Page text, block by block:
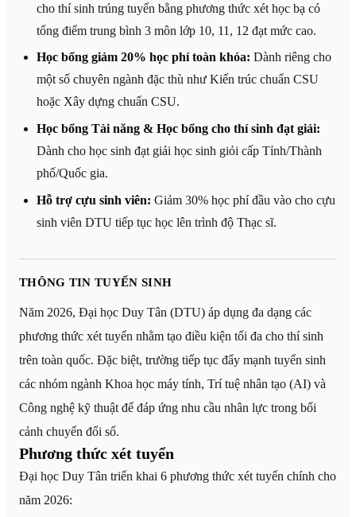
cho thí sinh trúng tuyển bằng phương thức xét học bạ có
tổng điểm trung bình 3 môn lớp 10, 11, 12 đạt mức cao.
Học bổng giảm 20% học phí toàn khóa: Dành riêng cho
một số chuyên ngành đặc thù như Kiến trúc chuẩn CSU
hoặc Xây dựng chuẩn CSU.
Học bổng Tài năng & Học bổng cho thí sinh đạt giải:
Dành cho học sinh đạt giải học sinh giỏi cấp Tỉnh/Thành
phố/Quốc gia.
Hỗ trợ cựu sinh viên: Giảm 30% học phí đầu vào cho cựu
sinh viên DTU tiếp tục học lên trình độ Thạc sĩ.
THÔNG TIN TUYỂN SINH
Năm 2026, Đại học Duy Tân (DTU) áp dụng đa dạng các
phương thức xét tuyển nhằm tạo điều kiện tối đa cho thí sinh
trên toàn quốc. Đặc biệt, trường tiếp tục đẩy mạnh tuyển sinh
các nhóm ngành Khoa học máy tính, Trí tuệ nhân tạo (AI) và
Công nghệ kỹ thuật để đáp ứng nhu cầu nhân lực trong bối
cảnh chuyển đổi số.
Phương thức xét tuyển
Đại học Duy Tân triển khai 6 phương thức xét tuyển chính cho
năm 2026: